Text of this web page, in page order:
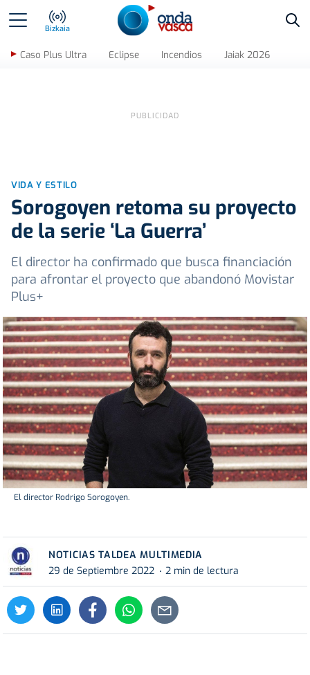
Bizkaia
Caso Plus Ultra Eclipse Incendios Jaiak 2026
VIDA Y ESTILO
Sorogoyen retoma su proyecto
de la serie ‘La Guerra’
El director ha confirmado que busca financiación
para afrontar el proyecto que abandonó Movistar
Plus+
El director Rodrigo Sorogoyen.
NOTICIAS TALDEA MULTIMEDIA
29 de Septiembre 2022
2 min de lectura